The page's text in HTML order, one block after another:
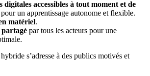
digitales accessibles à tout moment et de
pour un apprentissage autonome et flexible.
matériel.
par tous les acteurs pour une
s’adresse à des publics motivés et